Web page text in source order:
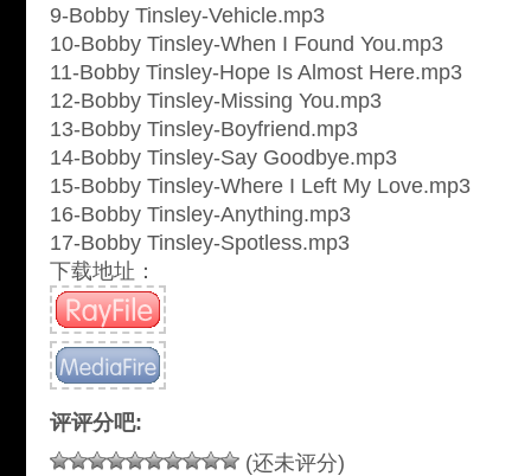
9-Bobby Tinsley-Vehicle.mp3
10-Bobby Tinsley-When I Found You.mp3
11-Bobby Tinsley-Hope Is Almost Here.mp3
12-Bobby Tinsley-Missing You.mp3
13-Bobby Tinsley-Boyfriend.mp3
14-Bobby Tinsley-Say Goodbye.mp3
15-Bobby Tinsley-Where I Left My Love.mp3
16-Bobby Tinsley-Anything.mp3
17-Bobby Tinsley-Spotless.mp3
下载地址：
评评分吧:
(还未评分)